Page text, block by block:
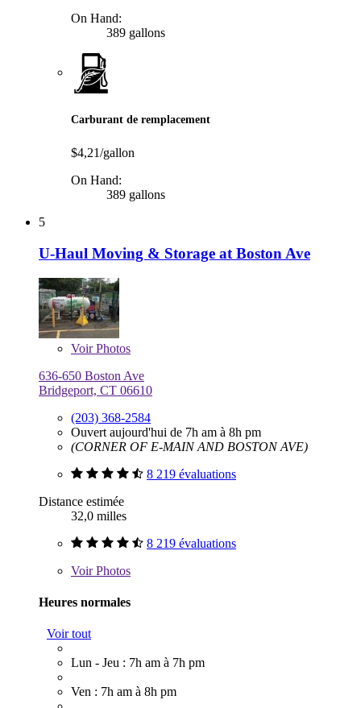
On Hand:
389 gallons
Carburant de remplacement
$4,21/gallon
On Hand:
389 gallons
5
U-Haul Moving & Storage at Boston Ave
VoirPhotos
636-650 Boston Ave
Bridgeport, CT 06610
(203) 368-2584
Ouvert aujourd'hui de 7h am à 8h pm
(CORNER OF E-MAIN AND BOSTON AVE)
8 219 évaluations
Distance estimée
32,0 milles
8 219 évaluations
VoirPhotos
Heures normales
Voir tout
Lun - Jeu : 7h am à 7h pm
Ven : 7h am à 8h pm